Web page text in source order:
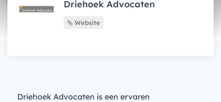
Driehoek Advocaten
Website
Driehoek Advocaten is een ervaren